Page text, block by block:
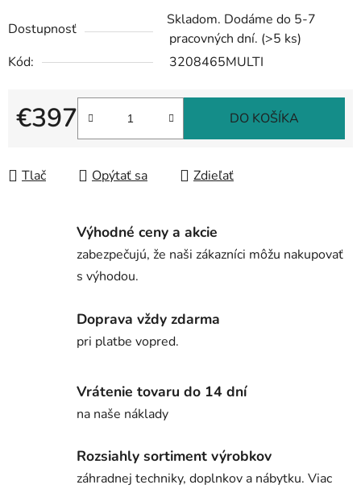
Dostupnosť
Skladom. Dodáme do 5-7
pracovných dní. (>5 ks)
Kód:
3208465MULTI
€397
Jednotková cena:
DO KOŠÍKA
Tlač Opýtať sa Zdieľať
Výhodné ceny a akcie
zabezpečujú, že naši zákazníci môžu nakupovať
s výhodou.
Doprava vždy zdarma
pri platbe vopred.
Vrátenie tovaru do 14 dní
na naše náklady
Rozsiahly sortiment výrobkov
záhradnej techniky, doplnkov a nábytku. Viac